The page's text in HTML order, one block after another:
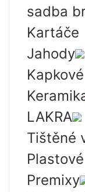
sadba
Kartáče
Jahody
LAKRA
Tištěné
Premixy